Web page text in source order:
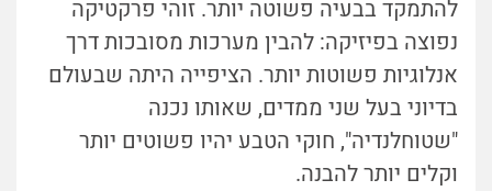
להתמקד בבעיה פשוטה יותר. זוהי פרקטיקה
נפוצה בפיזיקה: להבין מערכות מסובכות דרך
אנלוגיות פשוטות יותר. הציפייה היתה שבעולם
בדיוני בעל שני ממדים, שאותו נכנה
"שטוחלנדיה", חוקי הטבע יהיו פשוטים יותר
וקלים יותר להבנה.